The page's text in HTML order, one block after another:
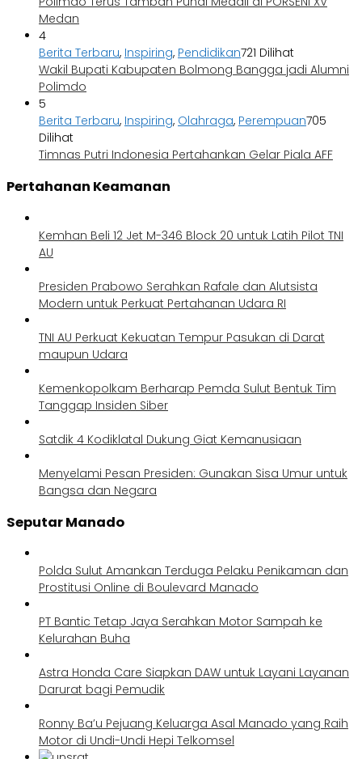
Medan
4
Berita Terbaru, Inspiring, Pendidikan721 Dilihat
Wakil Bupati Kabupaten Bolmong Bangga jadi Alumni
Polimdo
5
Berita Terbaru, Inspiring, Olahraga, Perempuan705
Dilihat
Timnas Putri Indonesia Pertahankan Gelar Piala AFF
Pertahanan Keamanan
Kemhan Beli 12 Jet M-346 Block 20 untuk Latih Pilot TNI
AU
Presiden Prabowo Serahkan Rafale dan Alutsista
Modern untuk Perkuat Pertahanan Udara RI
TNI AU Perkuat Kekuatan Tempur Pasukan di Darat
maupun Udara
Kemenkopolkam Berharap Pemda Sulut Bentuk Tim
Tanggap Insiden Siber
Satdik 4 Kodiklatal Dukung Giat Kemanusiaan
Menyelami Pesan Presiden: Gunakan Sisa Umur untuk
Bangsa dan Negara
Seputar Manado
Polda Sulut Amankan Terduga Pelaku Penikaman dan
Prostitusi Online di Boulevard Manado
PT Bantic Tetap Jaya Serahkan Motor Sampah ke
Kelurahan Buha
Astra Honda Care Siapkan DAW untuk Layani Layanan
Darurat bagi Pemudik
Ronny Ba’u Pejuang Keluarga Asal Manado yang Raih
Motor di Undi-Undi Hepi Telkomsel